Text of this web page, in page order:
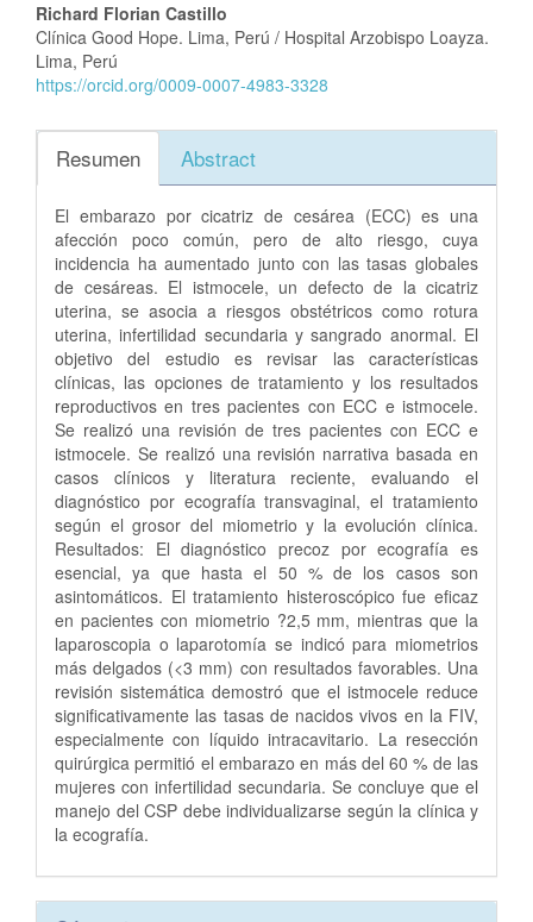
Richard Florian Castillo
Clínica Good Hope. Lima, Perú / Hospital Arzobispo Loayza.
Lima, Perú
https://orcid.org/0009-0007-4983-3328
Resumen Abstract
El embarazo por cicatriz de cesárea (ECC) es una
afección poco común, pero de alto riesgo, cuya
incidencia ha aumentado junto con las tasas globales
de cesáreas. El istmocele, un defecto de la cicatriz
uterina, se asocia a riesgos obstétricos como rotura
uterina, infertilidad secundaria y sangrado anormal. El
objetivo del estudio es revisar las características
clínicas, las opciones de tratamiento y los resultados
reproductivos en tres pacientes con ECC e istmocele.
Se realizó una revisión de tres pacientes con ECC e
istmocele. Se realizó una revisión narrativa basada en
casos clínicos y literatura reciente, evaluando el
diagnóstico por ecografía transvaginal, el tratamiento
según el grosor del miometrio y la evolución clínica.
Resultados: El diagnóstico precoz por ecografía es
esencial, ya que hasta el 50 % de los casos son
asintomáticos. El tratamiento histeroscópico fue eficaz
en pacientes con miometrio ?2,5 mm, mientras que la
laparoscopia o laparotomía se indicó para miometrios
más delgados (<3 mm) con resultados favorables. Una
revisión sistemática demostró que el istmocele reduce
significativamente las tasas de nacidos vivos en la FIV,
especialmente con líquido intracavitario. La resección
quirúrgica permitió el embarazo en más del 60 % de las
mujeres con infertilidad secundaria. Se concluye que el
manejo del CSP debe individualizarse según la clínica y
la ecografía.